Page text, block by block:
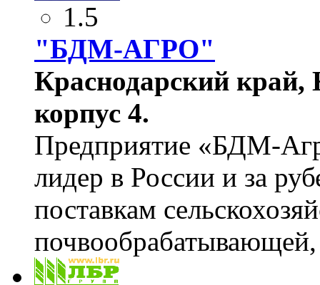
1.5
"БДМ-АГРО"
Краснодарский край,
корпус 4.
Предприятие «БДМ-
лидер в России и за
поставкам